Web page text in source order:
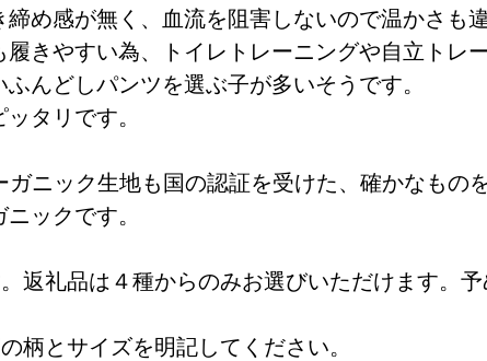
め感が無く、血流を阻害しないので温かさも違
きやすい為、トイレトレーニングや自立トレ
んどしパンツを選ぶ子が多いそうです。
タリです。
ニック生地も国の認証を受けた、確かなもの
ックです。
返礼品は４種からのみお選びいただけます。予
柄とサイズを明記してください。